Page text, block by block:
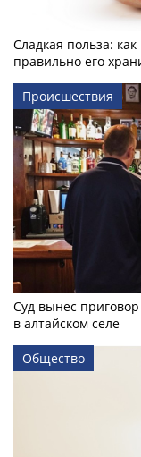
Сладкая польза:
правильно его
Происшествия
Суд вынес
в алтайском селе
Общество